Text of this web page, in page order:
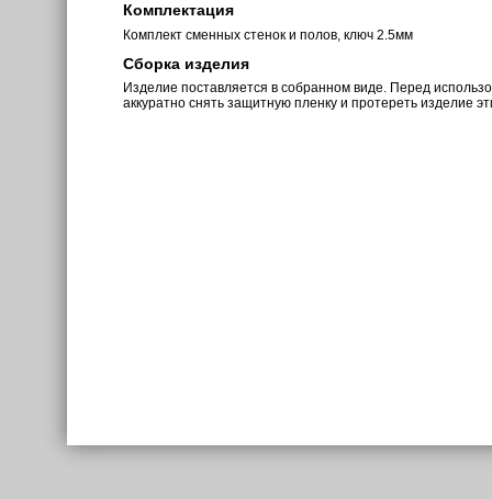
Комплектация
Комплект сменных стенок и полов, ключ 2.5мм
Сборка изделия
Изделие поставляется в собранном виде. Перед
аккуратно снять защитную пленку и протереть изделие